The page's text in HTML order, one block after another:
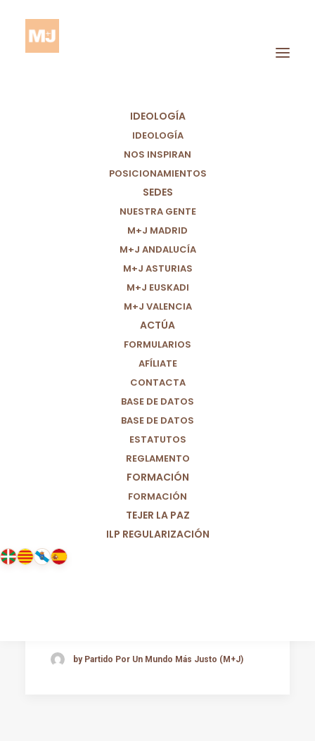
IDEOLOGÍA
IDEOLOGÍA
NOS INSPIRAN
POSICIONAMIENTOS
SEDES
NUESTRA GENTE
M+J MADRID
M+J ANDALUCÍA
M+J ASTURIAS
M+J EUSKADI
M+J VALENCIA
ACTÚA
FORMULARIOS
AFÍLIATE
CONTACTA
BASE DE DATOS
BASE DE DATOS
ESTATUTOS
REGLAMENTO
FORMACIÓN
FORMACIÓN
TEJER LA PAZ
ILP REGULARIZACIÓN
Infraestructuras
Hídricas
by Partido Por Un Mundo Más Justo (M+J)